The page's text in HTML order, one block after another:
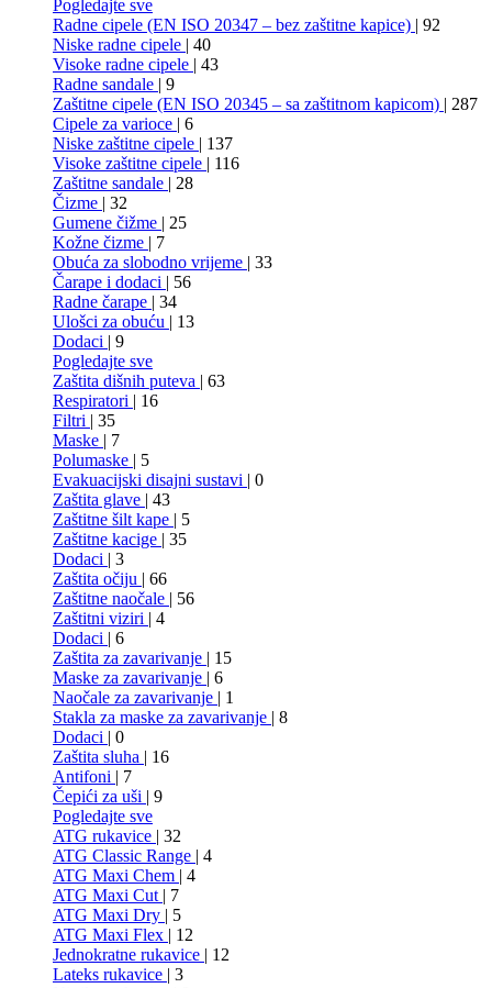
Pogledajte sve
Radne cipele (EN ISO 20347 – bez zaštitne kapice) | 92
Niske radne cipele | 40
Visoke radne cipele | 43
Radne sandale | 9
Zaštitne cipele (EN ISO 20345 – sa zaštitnom kapicom) | 287
Cipele za varioce | 6
Niske zaštitne cipele | 137
Visoke zaštitne cipele | 116
Zaštitne sandale | 28
Čizme | 32
Gumene čižme | 25
Kožne čizme | 7
Obuća za slobodno vrijeme | 33
Čarape i dodaci | 56
Radne čarape | 34
Ulošci za obuću | 13
Dodaci | 9
Pogledajte sve
Zaštita dišnih puteva | 63
Respiratori | 16
Filtri | 35
Maske | 7
Polumaske | 5
Evakuacijski disajni sustavi | 0
Zaštita glave | 43
Zaštitne šilt kape | 5
Zaštitne kacige | 35
Dodaci | 3
Zaštita očiju | 66
Zaštitne naočale | 56
Zaštitni viziri | 4
Dodaci | 6
Zaštita za zavarivanje | 15
Maske za zavarivanje | 6
Naočale za zavarivanje | 1
Stakla za maske za zavarivanje | 8
Dodaci | 0
Zaštita sluha | 16
Antifoni | 7
Čepići za uši | 9
Pogledajte sve
ATG rukavice | 32
ATG Classic Range | 4
ATG Maxi Chem | 4
ATG Maxi Cut | 7
ATG Maxi Dry | 5
ATG Maxi Flex | 12
Jednokratne rukavice | 12
Lateks rukavice | 3